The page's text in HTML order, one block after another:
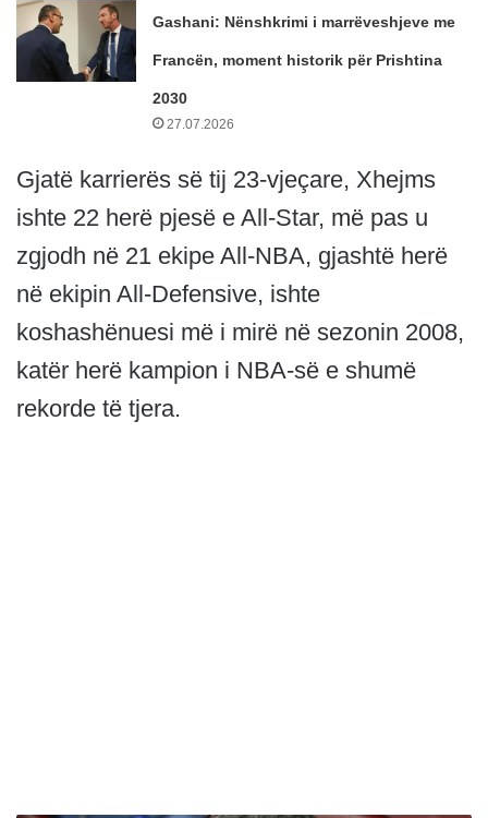
Gashani: Nënshkrimi i marrëveshjeve me
Francën, moment historik për Prishtina
2030
27.07.2026
Gjatë karrierës së tij 23-vjeçare, Xhejms
ishte 22 herë pjesë e All-Star, më pas u
zgjodh në 21 ekipe All-NBA, gjashtë herë
në ekipin All-Defensive, ishte
koshashënuesi më i mirë në sezonin 2008,
katër herë kampion i NBA-së e shumë
rekorde të tjera.